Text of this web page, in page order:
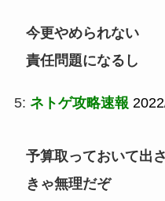
今更やめられない
責任問題になるし
5: ネトゲ攻略速報
予算取っておいて出
きゃ無理だぞ